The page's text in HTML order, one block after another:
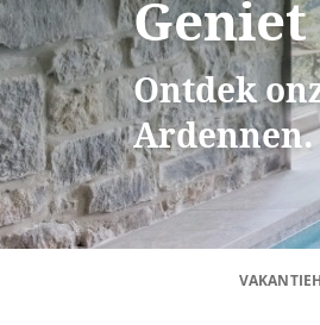
Ontdek
Ardennen.